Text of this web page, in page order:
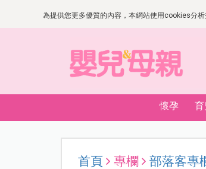
為提供您更多優質的內容，本網站使用cookies分
懷孕 育
首頁 專欄 部落客專